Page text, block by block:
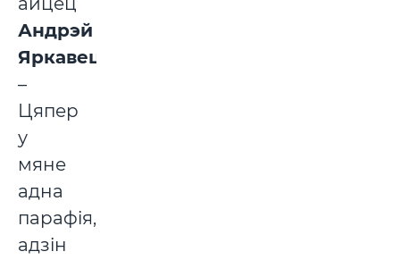
Андрэй
Яркавец
–
Цяпер
у
мяне
адна
парафія,
адзін